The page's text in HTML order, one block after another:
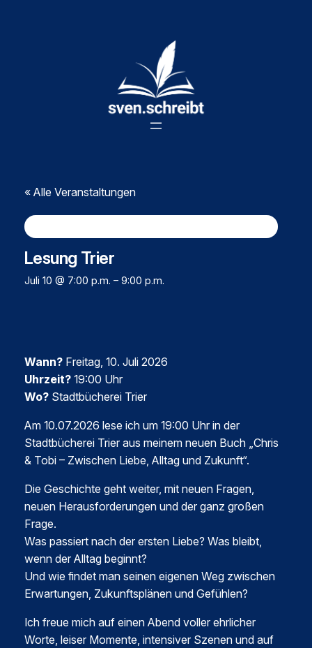
« Alle Veranstaltungen
Lesung Trier
Juli 10 @ 7:00 p.m. – 9:00 p.m.
Wann?Freitag, 10. Juli 2026
Uhrzeit?19:00 Uhr
Wo?Stadtbücherei Trier
Am 10.07.2026 lese ich um 19:00 Uhr in der
Stadtbücherei Trier aus meinem neuen Buch „Chris
& Tobi – Zwischen Liebe, Alltag und Zukunft“.
Die Geschichte geht weiter, mit neuen Fragen,
neuen Herausforderungen und der ganz großen
Frage.
Was passiert nach der ersten Liebe? Was bleibt,
wenn der Alltag beginnt?
Und wie findet man seinen eigenen Weg zwischen
Erwartungen, Zukunftsplänen und Gefühlen?
Ich freue mich auf einen Abend voller ehrlicher
Worte, leiser Momente, intensiver Szenen und auf